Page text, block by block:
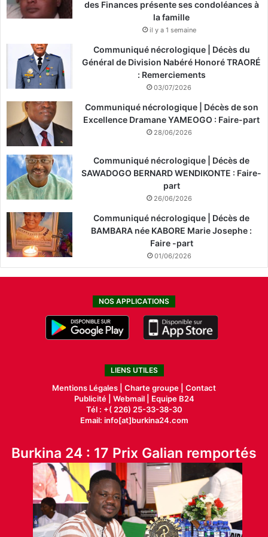
des Finances présente ses condoléances à
la famille
il y a 1 semaine
Communiqué nécrologique | Décès du
Général de Division Nabéré Honoré TRAORÉ
: Remerciements
03/07/2026
Communiqué nécrologique | Décès de son
Excellence Dramane YAMEOGO : Faire-part
28/06/2026
Communiqué nécrologique | Décès de
SAWADOGO BERNARD WENDIKONTE : Faire-
part
26/06/2026
Communiqué nécrologique | Décès de
BAMBARA née KABORE Marie Josephe :
Faire -part
01/06/2026
NOS APPLICATIONS
LIENS UTILES
Mentions Légales | Charte groupe | Contact
Publicité| Webmail |
Equipe B24
Tél : +( 226) 25-33-38-30
Email: info[at]burkina24.com
Burkina 24 : 17 Prix Galian remportés